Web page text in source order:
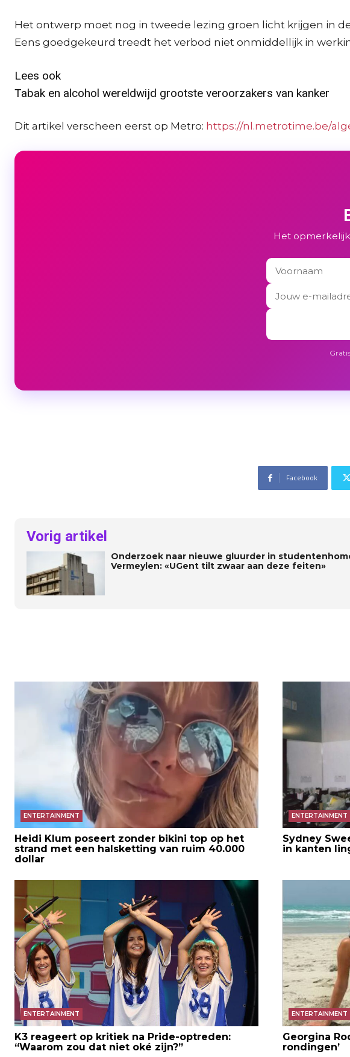
Het ontwerp moet nog in tweede lezing groen licht krijgen in
Eens goedgekeurd treedt het verbod niet onmiddellijk in
Lees ook
Tabak en alcohol wereldwijd grootste veroorzakers van kanker
Dit artikel verscheen eerst op Metro: https://nl.metrotime.be/
Het
Facebook
Vorig artikel
Onderzoek naar nieuwe gluurder in
Vermeylen: «UGent tilt zwaar aan deze feiten»
ENTERTAINMENT
Heidi Klum poseert zonder bikini top op het
strand met een halsketting van ruim 40.000
dollar
ENTERTAINMENT
Sydney
in kanten
ENTERTAINMENT
K3 reageert op kritiek na Pride-optreden:
“Waarom zou dat niet oké zijn?”
ENTERTAINMENT
Georgina
rondingen’